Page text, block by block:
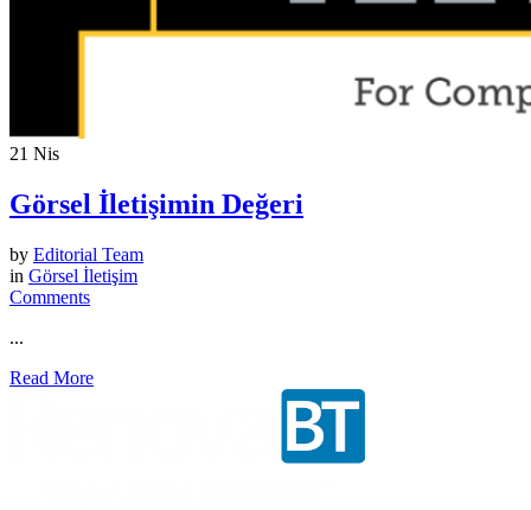
21 Nis
Görsel İletişimin Değeri
by Editorial Team
in Görsel İletişim
Comments
...
Read More